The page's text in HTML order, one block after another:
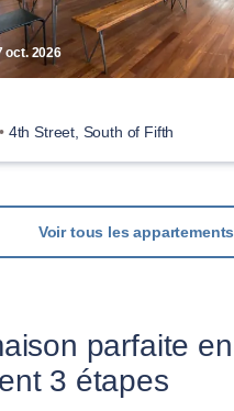
oct. 2026
4th Street, South of Fifth
Voir tous les appartements
parfaite en
3 étapes